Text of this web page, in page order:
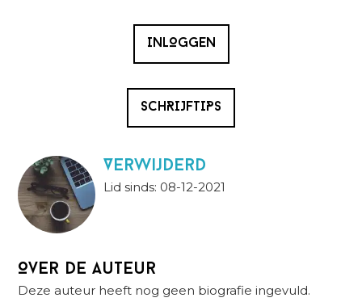
INLOGGEN
SCHRIJFTIPS
Verwijderd
Lid sinds: 08-12-2021
Over de auteur
Deze auteur heeft nog geen biografie ingevuld.